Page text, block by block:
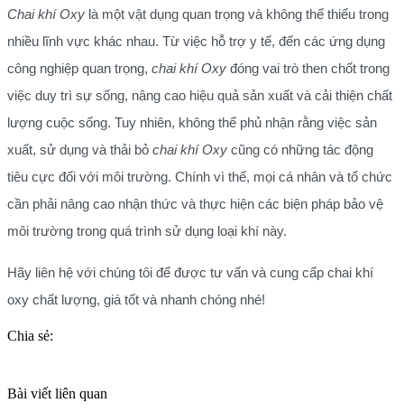
Chai khí Oxy là một vật dụng quan trọng và không thể thiếu trong
nhiều lĩnh vực khác nhau. Từ việc hỗ trợ y tế, đến các ứng dụng
công nghiệp quan trọng, chai khí Oxy đóng vai trò then chốt trong
việc duy trì sự sống, nâng cao hiệu quả sản xuất và cải thiện chất
lượng cuộc sống. Tuy nhiên, không thể phủ nhận rằng việc sản
xuất, sử dụng và thải bỏ chai khí Oxy cũng có những tác động
tiêu cực đối với môi trường. Chính vì thế, mọi cá nhân và tổ chức
cần phải nâng cao nhận thức và thực hiện các biện pháp bảo vệ
môi trường trong quá trình sử dụng loại khí này.
Hãy liên hệ với chúng tôi để được tư vấn và cung cấp chai khí
oxy chất lượng, giá tốt và nhanh chóng nhé!
Chia sẻ:
Bài viết liên quan